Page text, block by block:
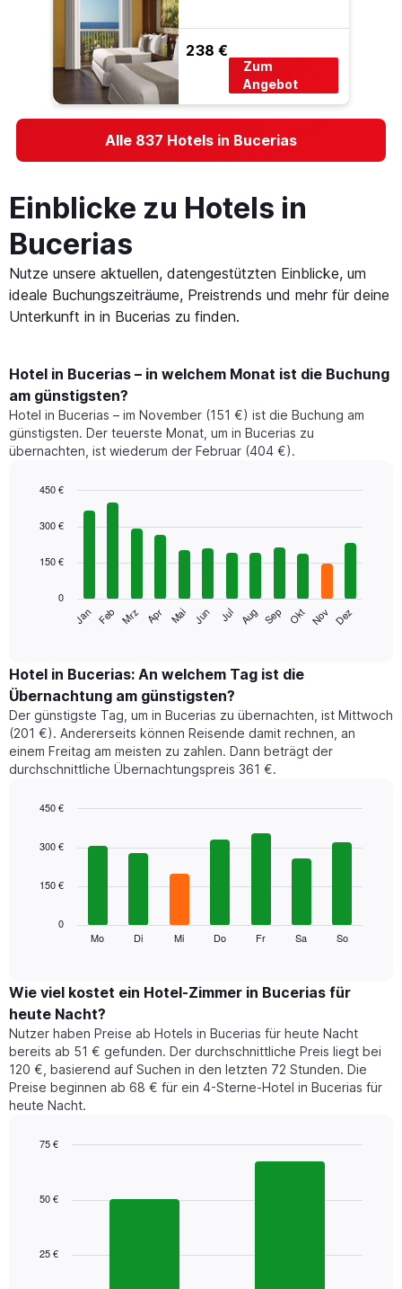
238 €
Zum
Angebot
Alle 837 Hotels in Bucerias
Einblicke zu Hotels in
Bucerias
Nutze unsere aktuellen, datengestützten Einblicke, um
ideale Buchungszeiträume, Preistrends und mehr für deine
Unterkunft in in Bucerias zu finden.
Hotel in Bucerias – in welchem Monat ist die Buchung
am günstigsten?
Hotel in Bucerias – im November (151 €) ist die Buchung am
günstigsten. Der teuerste Monat, um in Bucerias zu
übernachten, ist wiederum der Februar (404 €).
chart
bars.
folgende
den
durchschnittlichen
Zimmerpreis
im
jeweiligen
Monat
an.
Diagramm
die
Monate
hat
1
Y-
Achse,
die
den
durchschnittlichen
Zimmerpreis
graphic.
Jan Feb Mrz Apr Mai Jun Jul Aug Sep Okt Nov Dez
0
150 €
300 €
450 €
Hotel in Bucerias: An welchem Tag ist die
Übernachtung am günstigsten?
Der günstigste Tag, um in Bucerias zu übernachten, ist Mittwoch
(201 €). Andererseits können Reisende damit rechnen, an
einem Freitag am meisten zu zahlen. Dann beträgt der
durchschnittliche Übernachtungspreis 361 €.
chart
bars.
den
durchschnittlichen
Preis
eines
Zimmers
für
den
jeweiligen
Das
die
Mo Di Mi Do Fr Sa So
0
150 €
300 €
450 €
Wie viel kostet ein Hotel-Zimmer in Bucerias für
heute Nacht?
Nutzer haben Preise ab Hotels in Bucerias für heute Nacht
bereits ab 51 € gefunden. Der durchschnittliche Preis liegt bei
120 €, basierend auf Suchen in den letzten 72 Stunden. Die
Preise beginnen ab 68 € für ein 4-Sterne-Hotel in Bucerias für
heute Nacht.
with
Das
25 €
50 €
75 €